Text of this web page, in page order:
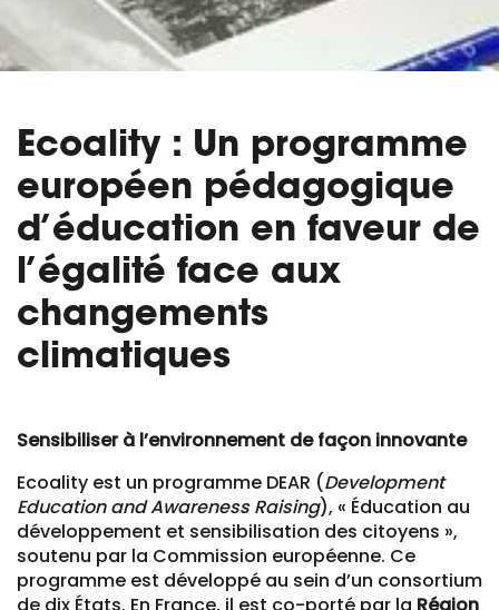
Ecoality : Un programme
européen pédagogique
d’éducation en faveur de
l’égalité face aux
changements
climatiques
Sensibiliser à l’environnement de façon innovante
Ecoality est un programme DEAR (Development
Education and Awareness Raising), « Éducation au
développement et sensibilisation des citoyens »,
soutenu par la Commission européenne. Ce
programme est développé au sein d’un consortium
de dix États. En France, il est co-porté par la Région